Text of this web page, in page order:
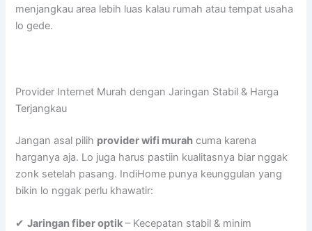
menjangkau area lebih luas kalau rumah atau tempat usaha
lo gede.
Provider Internet Murah dengan Jaringan Stabil & Harga
Terjangkau
Jangan asal pilih provider wifi murah cuma karena
harganya aja. Lo juga harus pastiin kualitasnya biar nggak
zonk setelah pasang. IndiHome punya keunggulan yang
bikin lo nggak perlu khawatir:
✔Jaringan fiber optik – Kecepatan stabil & minim